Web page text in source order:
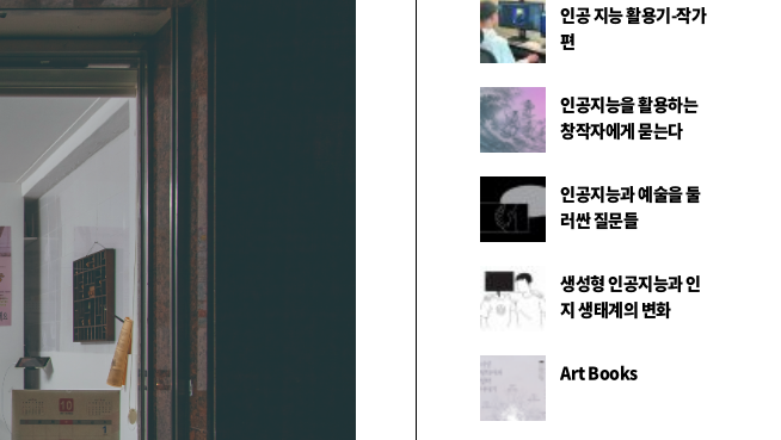
인공 지능 활용기-작가
편
인공지능을 활용하는
창작자에게 묻는다
인공지능과 예술을 둘
러싼 질문들
생성형 인공지능과 인
지 생태계의 변화
Art Books